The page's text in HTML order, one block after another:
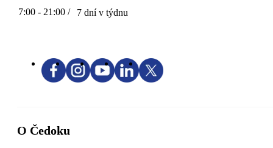
7:00 - 21:00 / 7 dní v týdnu
O Čedoku